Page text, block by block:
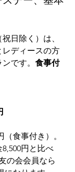
祝日除く）は、
レディースの方
です。 食事付
食事付き）。
円と比べ
の会会員なら